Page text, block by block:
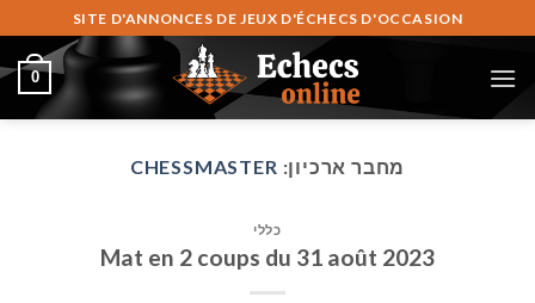
to
content
SITE D'ANNONCES DE JEUX D'ÉCHECS D'OCCASION
0
מחבר ארכיון: CHESSMASTER
כללי
Mat en 2 coups du 31 août 2023